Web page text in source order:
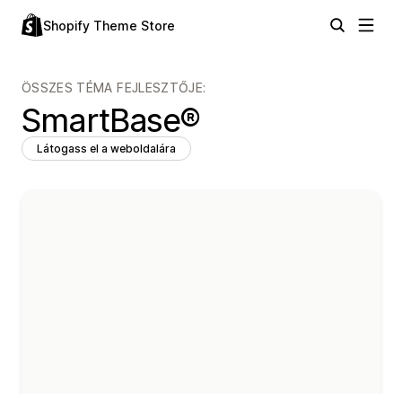
Shopify Theme Store
ÖSSZES TÉMA FEJLESZTŐJE:
SmartBase®
Látogass el a weboldalára